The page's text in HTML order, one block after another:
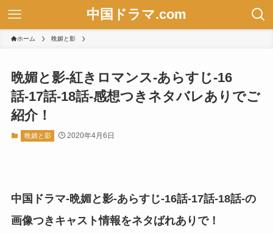
中国ドラマ.com
ホーム 晩媚と影
晩媚と影-紅きロマンス-あらすじ-16
話-17話-18話-感想つきネタバレありでご
紹介！
晩媚と影 2020年4月6日
中国ドラマ-晩媚と影-あらすじ-16話-17話-18話-の
画像つきキャスト情報をネタばれありで！